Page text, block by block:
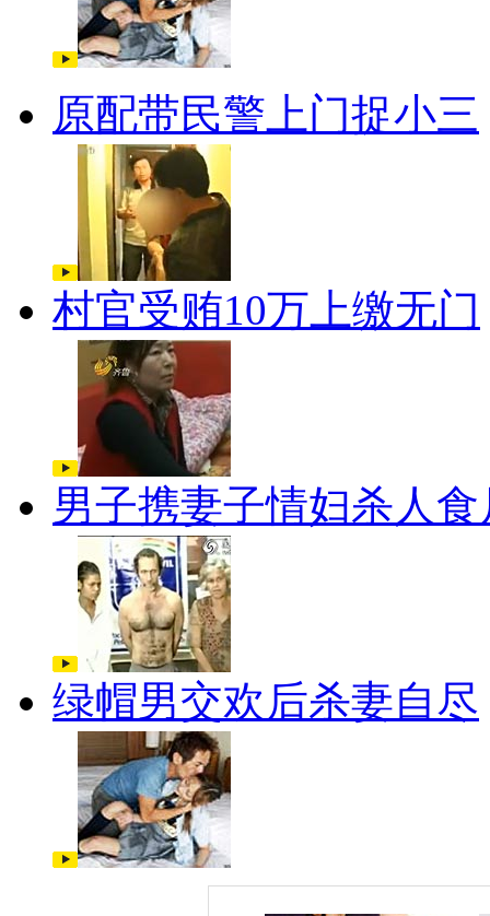
原配带民警上门捉小三
村官受贿10万上缴无门
男子携妻子情妇杀人食
绿帽男交欢后杀妻自尽